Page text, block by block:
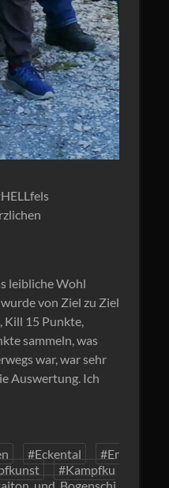
leibliche Wohl
von Ziel zu Ziel
Kill 15 Punkte,
sammeln, was
war, war sehr
Auswertung. Ich
#Eckental
#Er
#Kampfku